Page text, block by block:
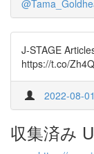
J-STAGE
https://t.co/
2022-08-
収集済み